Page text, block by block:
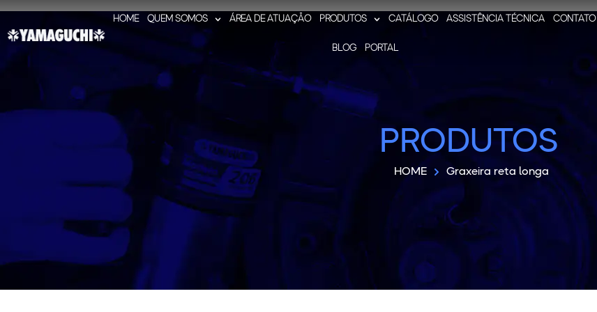
HOME QUEM SOMOS ÁREA DE ATUAÇÃO PRODUTOS CATÁLOGO ASSISTÊNCIA TÉCNICA CONTATO
BLOG PORTAL
PRODUTOS
HOME Graxeira reta longa